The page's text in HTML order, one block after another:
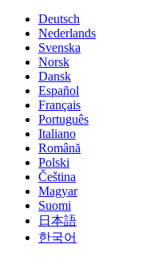
Deutsch
Nederlands
Svenska
Norsk
Dansk
Español
Français
Português
Italiano
Română
Polski
Čeština
Magyar
Suomi
日本語
한국어